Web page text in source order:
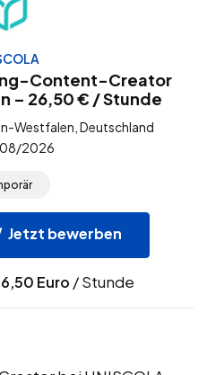
Content-Creator
– 26,50 € / Stunde
Westfalen, Deutschland
2026
Jetzt bewerben
Euro / Stunde